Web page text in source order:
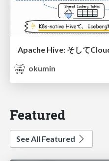
Apache Hive: そして
okumin
Featured
See All Featured